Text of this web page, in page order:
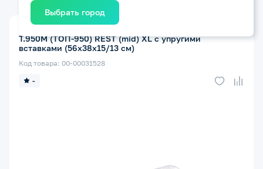
Выбрать город
-
Код товара: 00-00031528
Т.950М (ТОП-950) REST (mid) XL с упругими
вставками (56x38x15/13 см)